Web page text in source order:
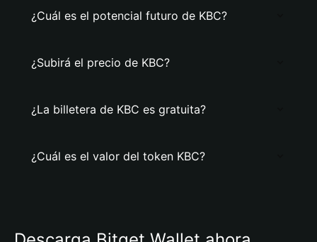
¿Cuál es el potencial futuro de KBC?
¿Subirá el precio de KBC?
¿La billetera de KBC es gratuita?
¿Cuál es el valor del token KBC?